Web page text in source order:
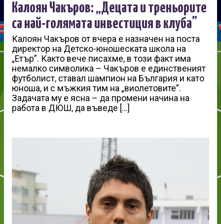
Калоян Чакъров: „Децата и треньорите
са най-голямата инвестиция в клуба”
Калоян Чакъров от вчера е назначен на поста
директор на Детско-юношеската школа на
„Етър”. Както вече писахме, в този факт има
немалко символика – Чакъров е единственият
футболист, ставал шампион на България и като
юноша, и с мъжкия тим на „виолетовите”.
Задачата му е ясна – да промени начина на
работа в ДЮШ, да въведе […]